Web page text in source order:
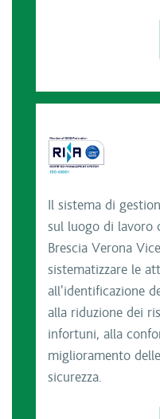
Il sistema di
sul luogo di lavoro
Brescia Verona
sistematizzare le
all'identificazione
alla riduzione dei
infortuni, alla
miglioramento
sicurezza.